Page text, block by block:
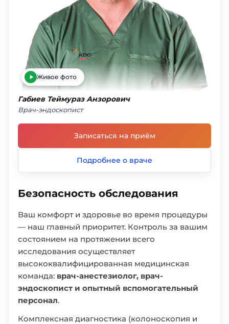
Живое фото
Безопасность обследования
Ваш комфорт и здоровье во время процедуры
— наш главный приоритет. Контроль за вашим
состоянием на протяжении всего
исследования осуществляет
высококвалифицированная медицинская
команда: врач-анестезиолог, врач-
эндоскопист и опытный вспомогательный
персонал.
Комплексная диагностика (колоноскопия и
Габиев Теймураз Анзорович
Врач-эндоскопист
Записаться на приём
Подробнее о враче